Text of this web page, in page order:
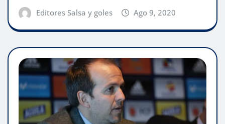
Editores Salsa y goles Ago 9, 2020